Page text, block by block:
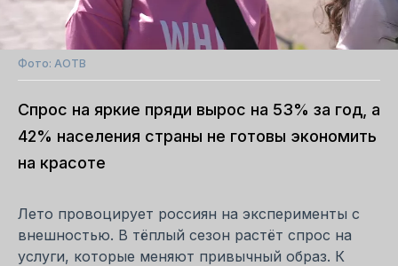
Фото: АОТВ
Спрос на яркие пряди вырос на 53% за год, а
42% населения страны не готовы экономить
на красоте
Лето провоцирует россиян на эксперименты с
внешностью. В тёплый сезон растёт спрос на
услуги, которые меняют привычный образ. К